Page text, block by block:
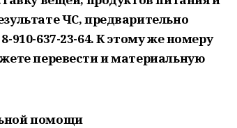
ЧС, предварительно
910-637-23-64. К этому же номеру
перевести и материальную
помощи